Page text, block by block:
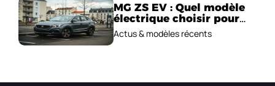
MG ZS EV : Quel modèle
électrique choisir pour
2026 ?
Actus & modèles récents